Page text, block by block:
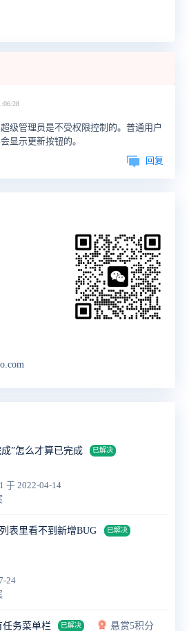
级管理员是不受权限控制的。普通用户
显示更新按钮的。
回复
”怎么才算已完成 已解决
于 2022-04-14
表里看不到新增BUG
已解决
24
务菜单栏 已解决 悬赏5积分